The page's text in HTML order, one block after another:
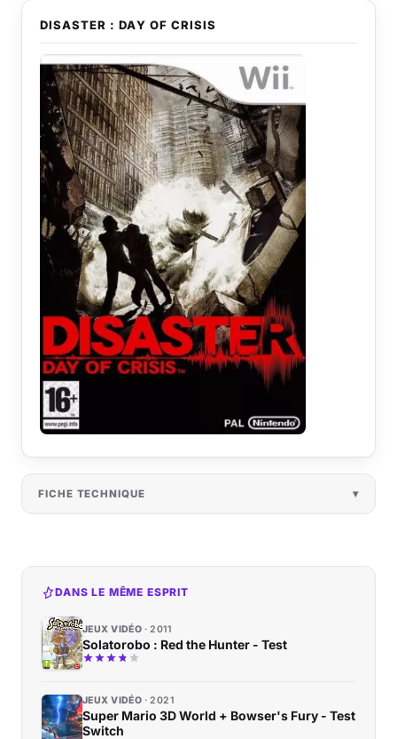
DISASTER : DAY OF CRISIS
FICHE TECHNIQUE
DANS LE MÊME ESPRIT
JEUX VIDÉO 2011
Solatorobo : Red the Hunter - Test
JEUX VIDÉO 2021
Super Mario 3D World + Bowser's Fury - Test
Switch